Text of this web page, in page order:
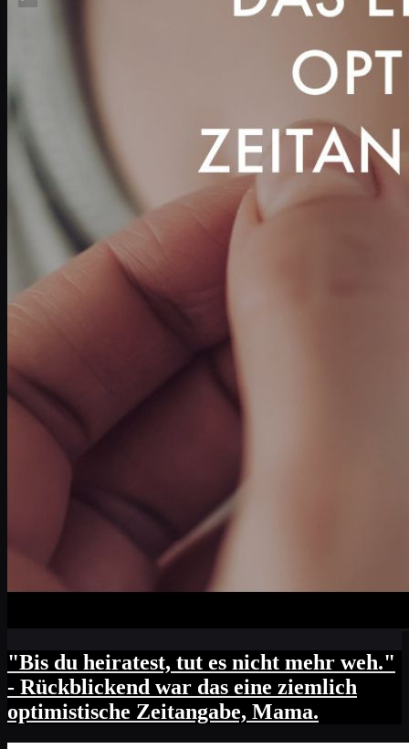
"Bis du heiratest, tut es nicht mehr weh."
- Rückblickend war das eine ziemlich
optimistische Zeitangabe, Mama.